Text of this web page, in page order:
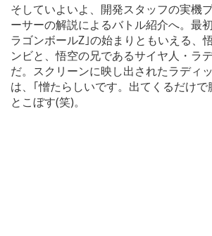
そしていよいよ、開発スタッフの実機
ーサーの解説によるバトル紹介へ。最
ラゴンボールZ｣の始まりともいえる、
ンビと、悟空の兄であるサイヤ人・ラ
だ。スクリーンに映し出されたラディ
は、｢憎たらしいです。出てくるだけで
とこぼす(笑)。